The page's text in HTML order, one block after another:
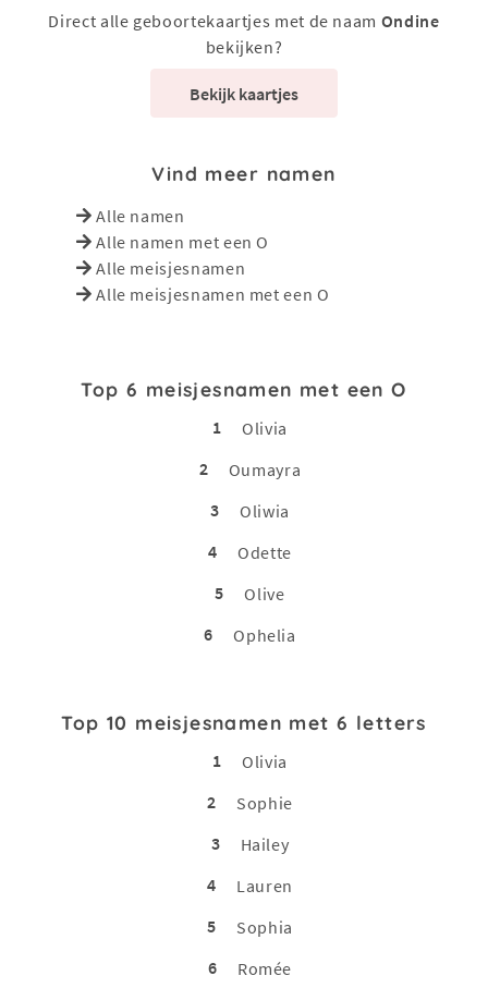
Direct alle geboortekaartjes met de naam Ondine
bekijken?
Bekijk kaartjes
Vind meer namen
Alle namen
Alle namen met een O
Alle meisjesnamen
Alle meisjesnamen met een O
Top 6 meisjesnamen met een O
1
Olivia
2
Oumayra
3
Oliwia
4
Odette
5
Olive
6
Ophelia
Top 10 meisjesnamen met 6 letters
1
Olivia
2
Sophie
3
Hailey
4
Lauren
5
Sophia
6
Romée